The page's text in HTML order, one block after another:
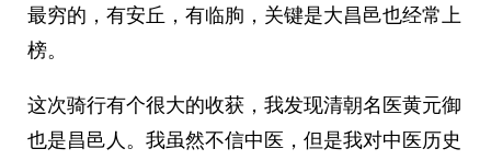
最穷的，有安丘，有临朐，关键是大昌邑也经常上
榜。
这次骑行有个很大的收获，我发现清朝名医黄元御
也是昌邑人。我虽然不信中医，但是我对中医历史